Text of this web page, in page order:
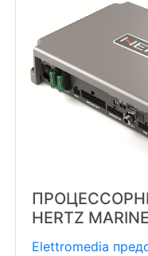
HERTZ
Elettromedia